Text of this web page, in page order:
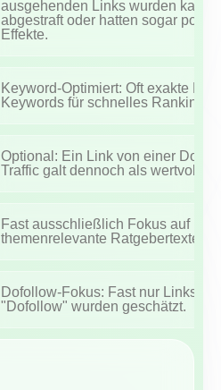
ausgehenden Links wurden kaum
abgestraft oder hatten sogar
Effekte.
Keyword-Optimiert: Oft exakte
Keywords für schnelles Ranking.
Optional: Ein Link von einer
Traffic galt dennoch als wertvoll.
Fast ausschließlich Fokus auf
themenrelevante Ratgebertexte.
Dofollow-Fokus: Fast nur Links mit
"Dofollow" wurden geschätzt.